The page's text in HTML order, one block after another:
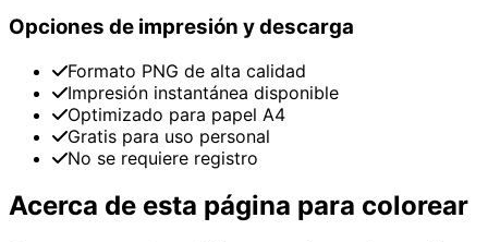
Opciones de impresión y descarga
Formato PNG de alta calidad
Impresión instantánea disponible
Optimizado para papel A4
Gratis para uso personal
No se requiere registro
Acerca de esta página para colorear